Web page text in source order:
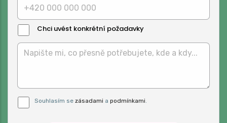
Chci uvést konkrétní požadavky
Zprávy:
Pro odeslání musite odsouhlasit naše
podmínky.
Souhlasím se zásadami a podmínkami.